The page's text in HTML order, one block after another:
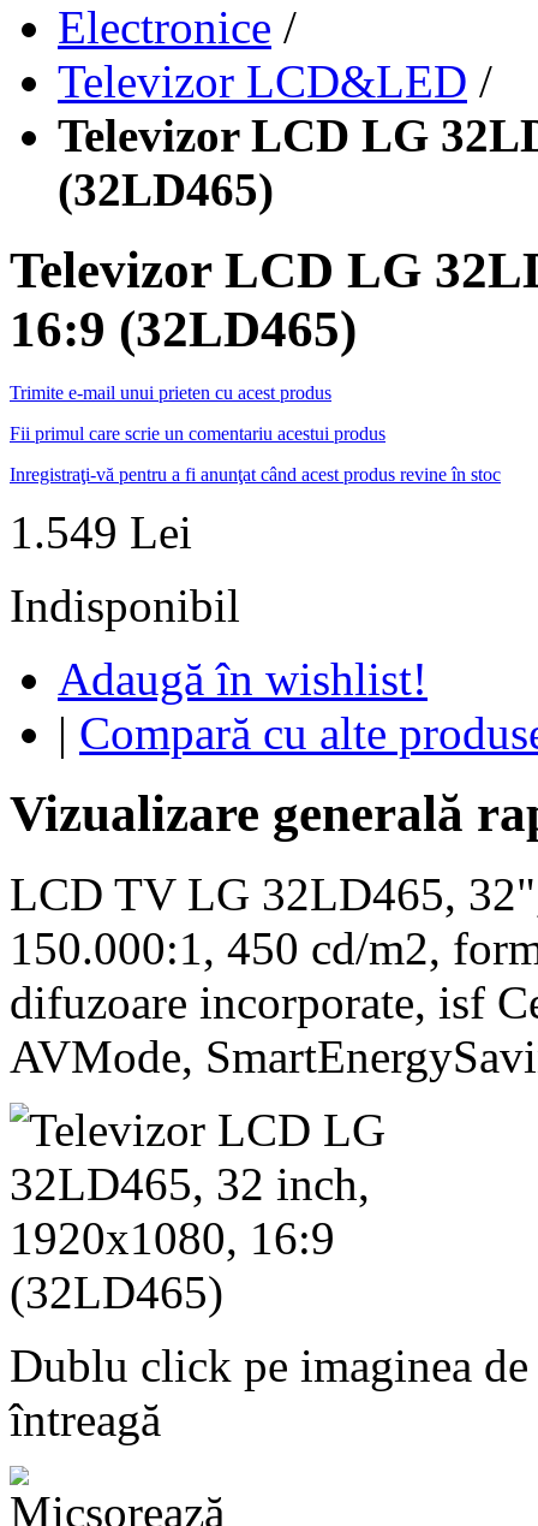
Electronice /
Televizor LCD&LED /
Televizor LCD LG
(32LD465)
Televizor LCD LG
16:9 (32LD465)
Trimite e-mail unui prieten cu acest produs
Fii primul care scrie un comentariu acestui produs
Inregistraţi-vă pentru a fi anunţat când acest produs revine în stoc
1.549 Lei
Indisponibil
Adaugă în wishlist!
| Compară cu alte
Vizualizare generală
LCD TV LG 32LD465,
150.000:1, 450 cd/m2,
difuzoare incorporate, isf
AVMode,
Dublu click pe imaginea de
întreagă